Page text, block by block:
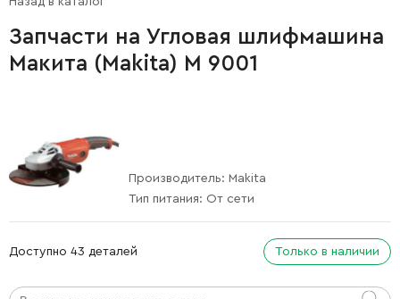
Запчасти на Угловая шлифмашина
Макита (Makita) M 9001
Производитель: Makita
Тип питания: От сети
Доступно 43 деталей Только в наличии